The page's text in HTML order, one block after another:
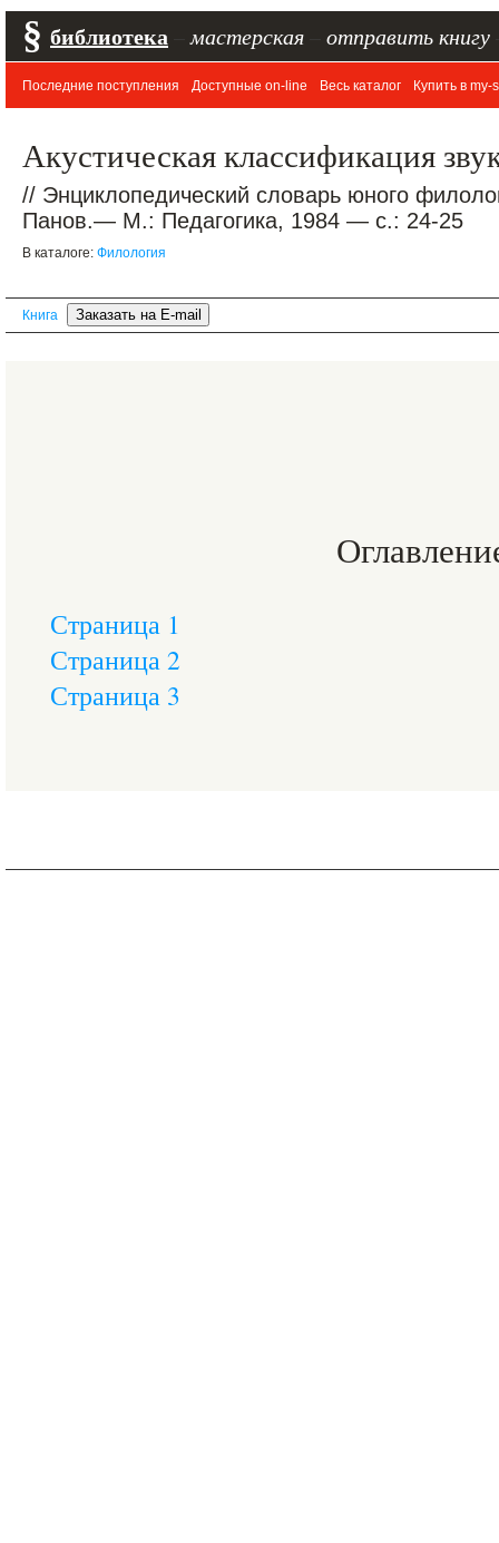
§ библиотека мастерская отправить книгу
Последние поступления Доступные on-line Весь каталог Купить в my-
Акустическая классификация
// Энциклопедический словарь юного
Панов.— М.: Педагогика, 1984 — с.: 24-25
В каталоге: Филология
Книга
Страница 1
Страница 2
Страница 3